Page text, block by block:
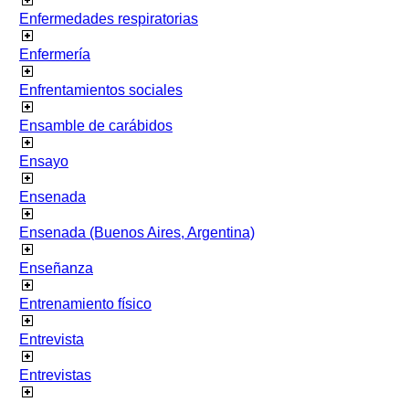
Enfermedades respiratorias
Enfermería
Enfrentamientos sociales
Ensamble de carábidos
Ensayo
Ensenada
Ensenada (Buenos Aires, Argentina)
Enseñanza
Entrenamiento físico
Entrevista
Entrevistas